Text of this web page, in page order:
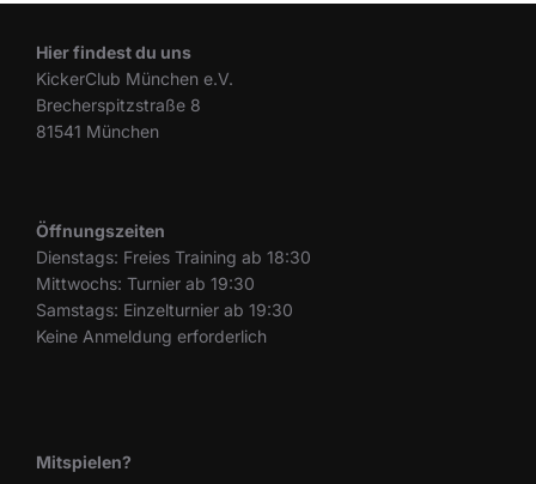
Hier findest du uns
KickerClub München e.V.
Brecherspitzstraße 8
81541 München
Öffnungszeiten
Dienstags: Freies Training ab 18:30
Mittwochs: Turnier ab 19:30
Samstags: Einzelturnier ab 19:30
Keine Anmeldung erforderlich
Mitspielen?